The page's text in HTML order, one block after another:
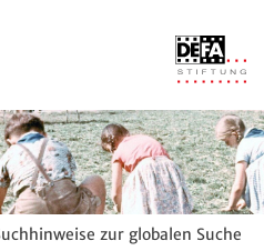
zur globalen Suche